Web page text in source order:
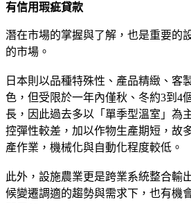
有信用瑕疵貸款
潛在市場的掌握與了解，也是重要的
的市場。
日本則以品種特殊性、產品精緻、客
色，但受限於一年內僅秋、冬約3到4
長，因此過去多以「單季型溫室」為
控彈性較差，加以作物生產期短，故
產作業，機械化與自動化程度較低。
此外，設施農業更是跨業系統整合輸
候變遷調適的趨勢與需求下，也有機